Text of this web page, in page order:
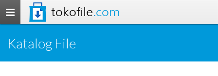
Toggle
navigation
tokofile.com
Katalog File